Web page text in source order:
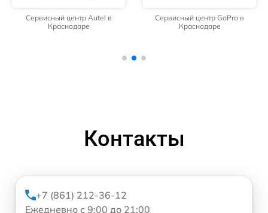
Сервисный центр Autel в
Краснодаре
Сервисный центр GoPro в
Краснодаре
Контакты
+7 (861) 212-36-12
Ежедневно с 9:00 до 21:00